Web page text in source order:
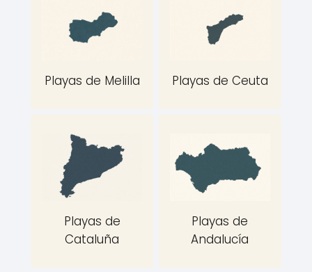
Playas de Melilla Playas de Ceuta
Playas de
Cataluña
Playas de
Andalucía